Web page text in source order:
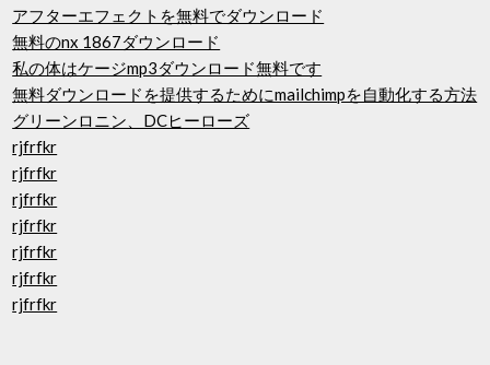
アフターエフェクトを無料でダウンロード
無料のnx 1867ダウンロード
私の体はケージmp3ダウンロード無料です
無料ダウンロードを提供するためにmailchimpを自動化する方法
グリーンロニン、DCヒーローズ
rjfrfkr
rjfrfkr
rjfrfkr
rjfrfkr
rjfrfkr
rjfrfkr
rjfrfkr